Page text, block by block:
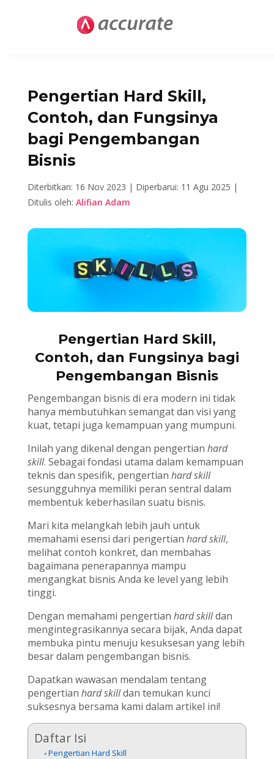
Pengertian Hard Skill,
Contoh, dan Fungsinya
bagi Pengembangan
Bisnis
Diterbitkan: 16 Nov 2023 | Diperbarui: 11 Agu 2025 |
Ditulis oleh: Alifian Adam
Pengertian Hard Skill,
Contoh, dan Fungsinya bagi
Pengembangan Bisnis
Pengembangan bisnis di era modern ini tidak
hanya membutuhkan semangat dan visi yang
kuat, tetapi juga kemampuan yang mumpuni.
Inilah yang dikenal dengan pengertian hard
skill. Sebagai fondasi utama dalam kemampuan
teknis dan spesifik, pengertian hard skill
sesungguhnya memiliki peran sentral dalam
membentuk keberhasilan suatu bisnis.
Mari kita melangkah lebih jauh untuk
memahami esensi dari pengertian hard skill,
melihat contoh konkret, dan membahas
bagaimana penerapannya mampu
mengangkat bisnis Anda ke level yang lebih
tinggi.
Dengan memahami pengertian hard skilldan
mengintegrasikannya secara bijak, Anda dapat
membuka pintu menuju kesuksesan yang lebih
besar dalam pengembangan bisnis.
Dapatkan wawasan mendalam tentang
pengertian hard skilldan temukan kunci
suksesnya bersama kami dalam artikel ini!
Daftar Isi
Pengertian Hard Skill